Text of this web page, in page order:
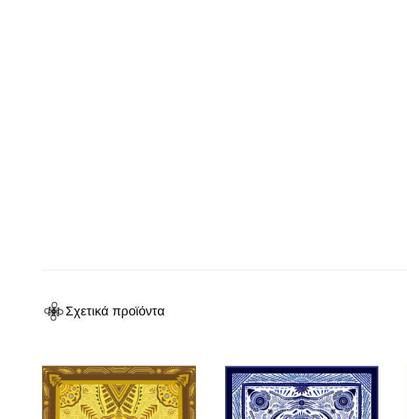
Σχετικά προϊόντα